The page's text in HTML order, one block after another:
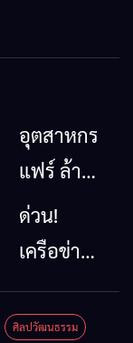
อุตสาหกรรม
แฟร์ ล้าน
นาตะวัน
ออก
รวมของดี
ด่วน!
เครือข่าย
ลุ่มน้ำกก
ยื่น 5 ข้อ
ศิลปวัฒนธรรม